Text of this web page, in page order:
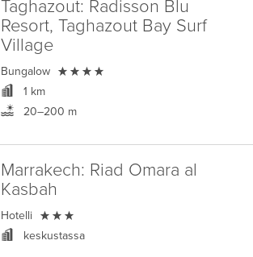
Taghazout: Radisson Blu
Resort, Taghazout Bay Surf
Village
Bungalow 
1 km
20–200 m
Marrakech: Riad Omara al
Kasbah
Hotelli 
keskustassa